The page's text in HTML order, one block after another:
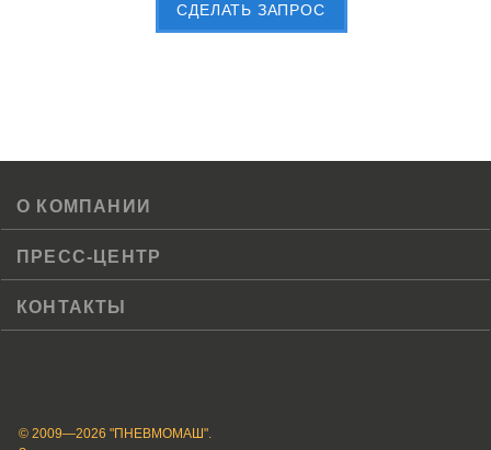
CДЕЛАТЬ ЗАПРОС
О КОМПАНИИ
ПРЕСС-ЦЕНТР
КОНТАКТЫ
© 2009—2026 "ПНЕВМОМАШ".